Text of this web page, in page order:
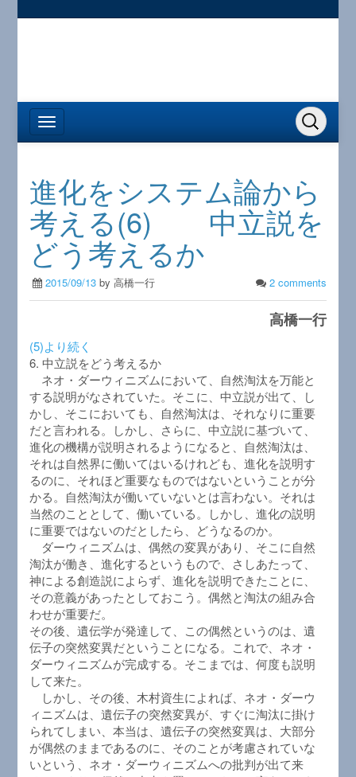
進化をシステム論から
考える(6) 中立説を
どう考えるか
2015/09/13 by 高橋一行 2 comments
高橋一行
(5)より続く
6. 中立説をどう考えるか
ネオ・ダーウィニズムにおいて、自然淘汰を万能と
する説明がなされていた。そこに、中立説が出て、し
かし、そこにおいても、自然淘汰は、それなりに重要
だと言われる。しかし、さらに、中立説に基づいて、
進化の機構が説明されるようになると、自然淘汰は、
それは自然界に働いてはいるけれども、進化を説明す
るのに、それほど重要なものではないということが分
かる。自然淘汰が働いていないとは言わない。それは
当然のこととして、働いている。しかし、進化の説明
に重要ではないのだとしたら、どうなるのか。
ダーウィニズムは、偶然の変異があり、そこに自然
淘汰が働き、進化するというもので、さしあたって、
神による創造説によらず、進化を説明できたことに、
その意義があったとしておこう。偶然と淘汰の組み合
わせが重要だ。
その後、遺伝学が発達して、この偶然というのは、遺
伝子の突然変異だということになる。これで、ネオ・
ダーウィニズムが完成する。そこまでは、何度も説明
して来た。
しかし、その後、木村資生によれば、ネオ・ダーウ
ィニズムは、遺伝子の突然変異が、すぐに淘汰に掛け
られてしまい、本当は、遺伝子の突然変異は、大部分
が偶然のままであるのに、そのことが考慮されていな
いという、ネオ・ダーウィニズムへの批判が出て来